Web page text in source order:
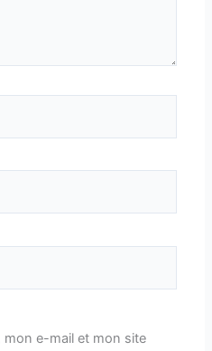
e-mail et mon site